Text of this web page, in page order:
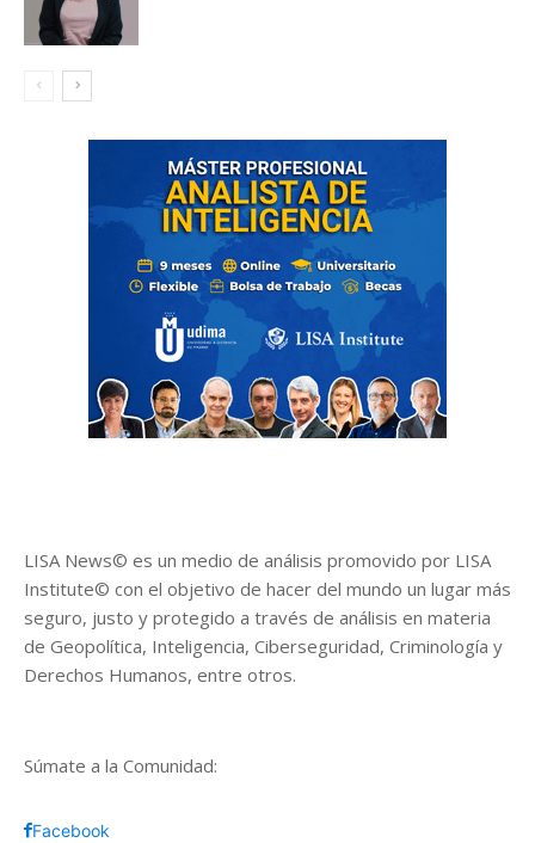
LISA News© es un medio de análisis promovido por LISA
Institute© con el objetivo de hacer del mundo un lugar más
seguro, justo y protegido a través de análisis en materia
de Geopolítica, Inteligencia, Ciberseguridad, Criminología y
Derechos Humanos, entre otros.
Súmate a la Comunidad:
Facebook